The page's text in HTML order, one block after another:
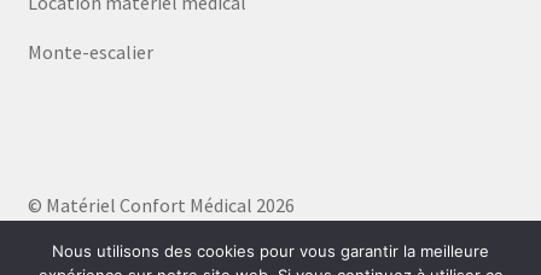
Monte-escalier
© Matériel Confort Médical 2026
Nous utilisons des cookies pour vous garantir la meilleure